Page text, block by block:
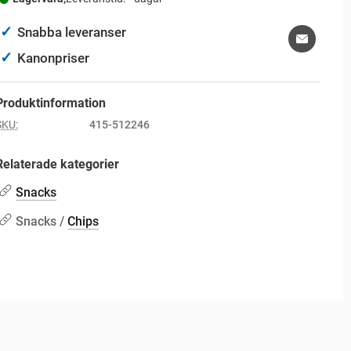
✓ Snabba leveranser
✓ Kanonpriser
415-512246
kategorier
Snacks
Snacks / Chips